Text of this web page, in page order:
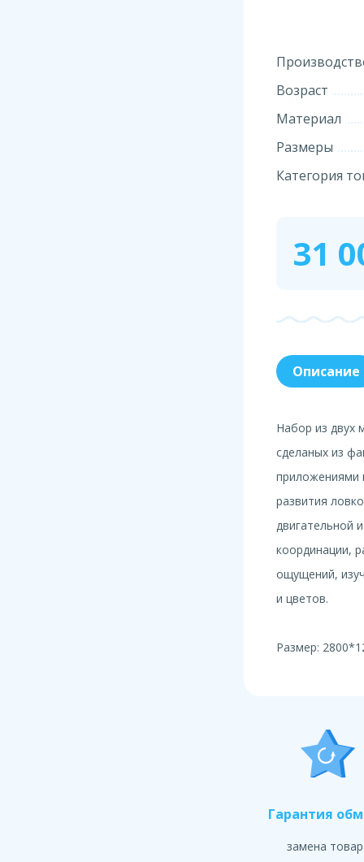
Возраст
Материал
Размеры
Категория
31
Описание
Набор из двух
сделаных из
приложениями
развития
двигательной
координации,
ощущений,
и цветов.
Размер:
Гарантия
замена